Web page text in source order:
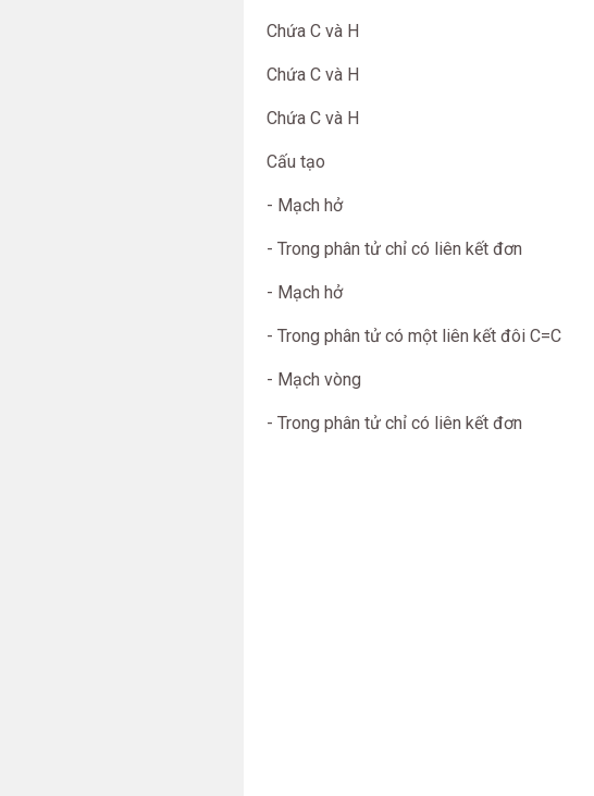
Chứa C và H
Chứa C và H
Chứa C và H
Cấu tạo
- Mạch hở
- Trong phân tử chỉ có liên kết đơn
- Mạch hở
- Trong phân tử có một liên kết đôi C=C
- Mạch vòng
- Trong phân tử chỉ có liên kết đơn